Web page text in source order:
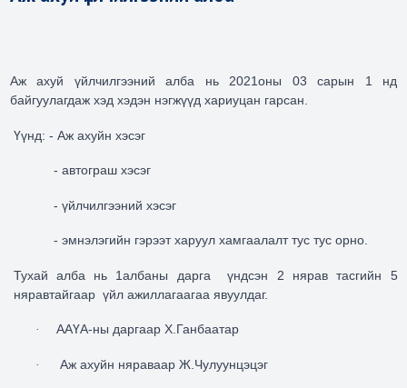
Аж ахуй үйлчилгээний алба нь 2021оны 03 сарын 1 нд
байгуулагдаж хэд хэдэн нэгжүүд хариуцан гарсан.
Үүнд: - Аж ахуйн хэсэг
- автограш хэсэг
- үйлчилгээний хэсэг
- эмнэлэгийн гэрээт харуул хамгаалалт тус тус орно.
Тухай алба нь 1албаны дарга
үндсэн 2 нярав тасгийн 5
няравтайгаар үйл ажиллагаагаа явуулдаг.
· ААҮА-ны даргаар Х.Ганбаатар
· Аж ахуйн няраваар Ж.Чулуунцэцэг